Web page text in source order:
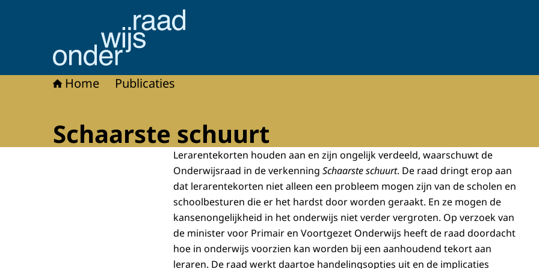
Naar de homepage van Onderwijsraad
Home Publicaties
Schaarste schuurt
Lerarentekorten houden aan en zijn ongelijk verdeeld, waarschuwt de
Onderwijsraad in de verkenning Schaarste schuurt. De raad dringt erop aan
dat lerarentekorten niet alleen een probleem mogen zijn van de scholen en
schoolbesturen die er het hardst door worden geraakt. En ze mogen de
kansenongelijkheid in het onderwijs niet verder vergroten. Op verzoek van
de minister voor Primair en Voortgezet Onderwijs heeft de raad doordacht
hoe in onderwijs voorzien kan worden bij een aanhoudend tekort aan
leraren. De raad werkt daartoe handelingsopties uit en de implicaties